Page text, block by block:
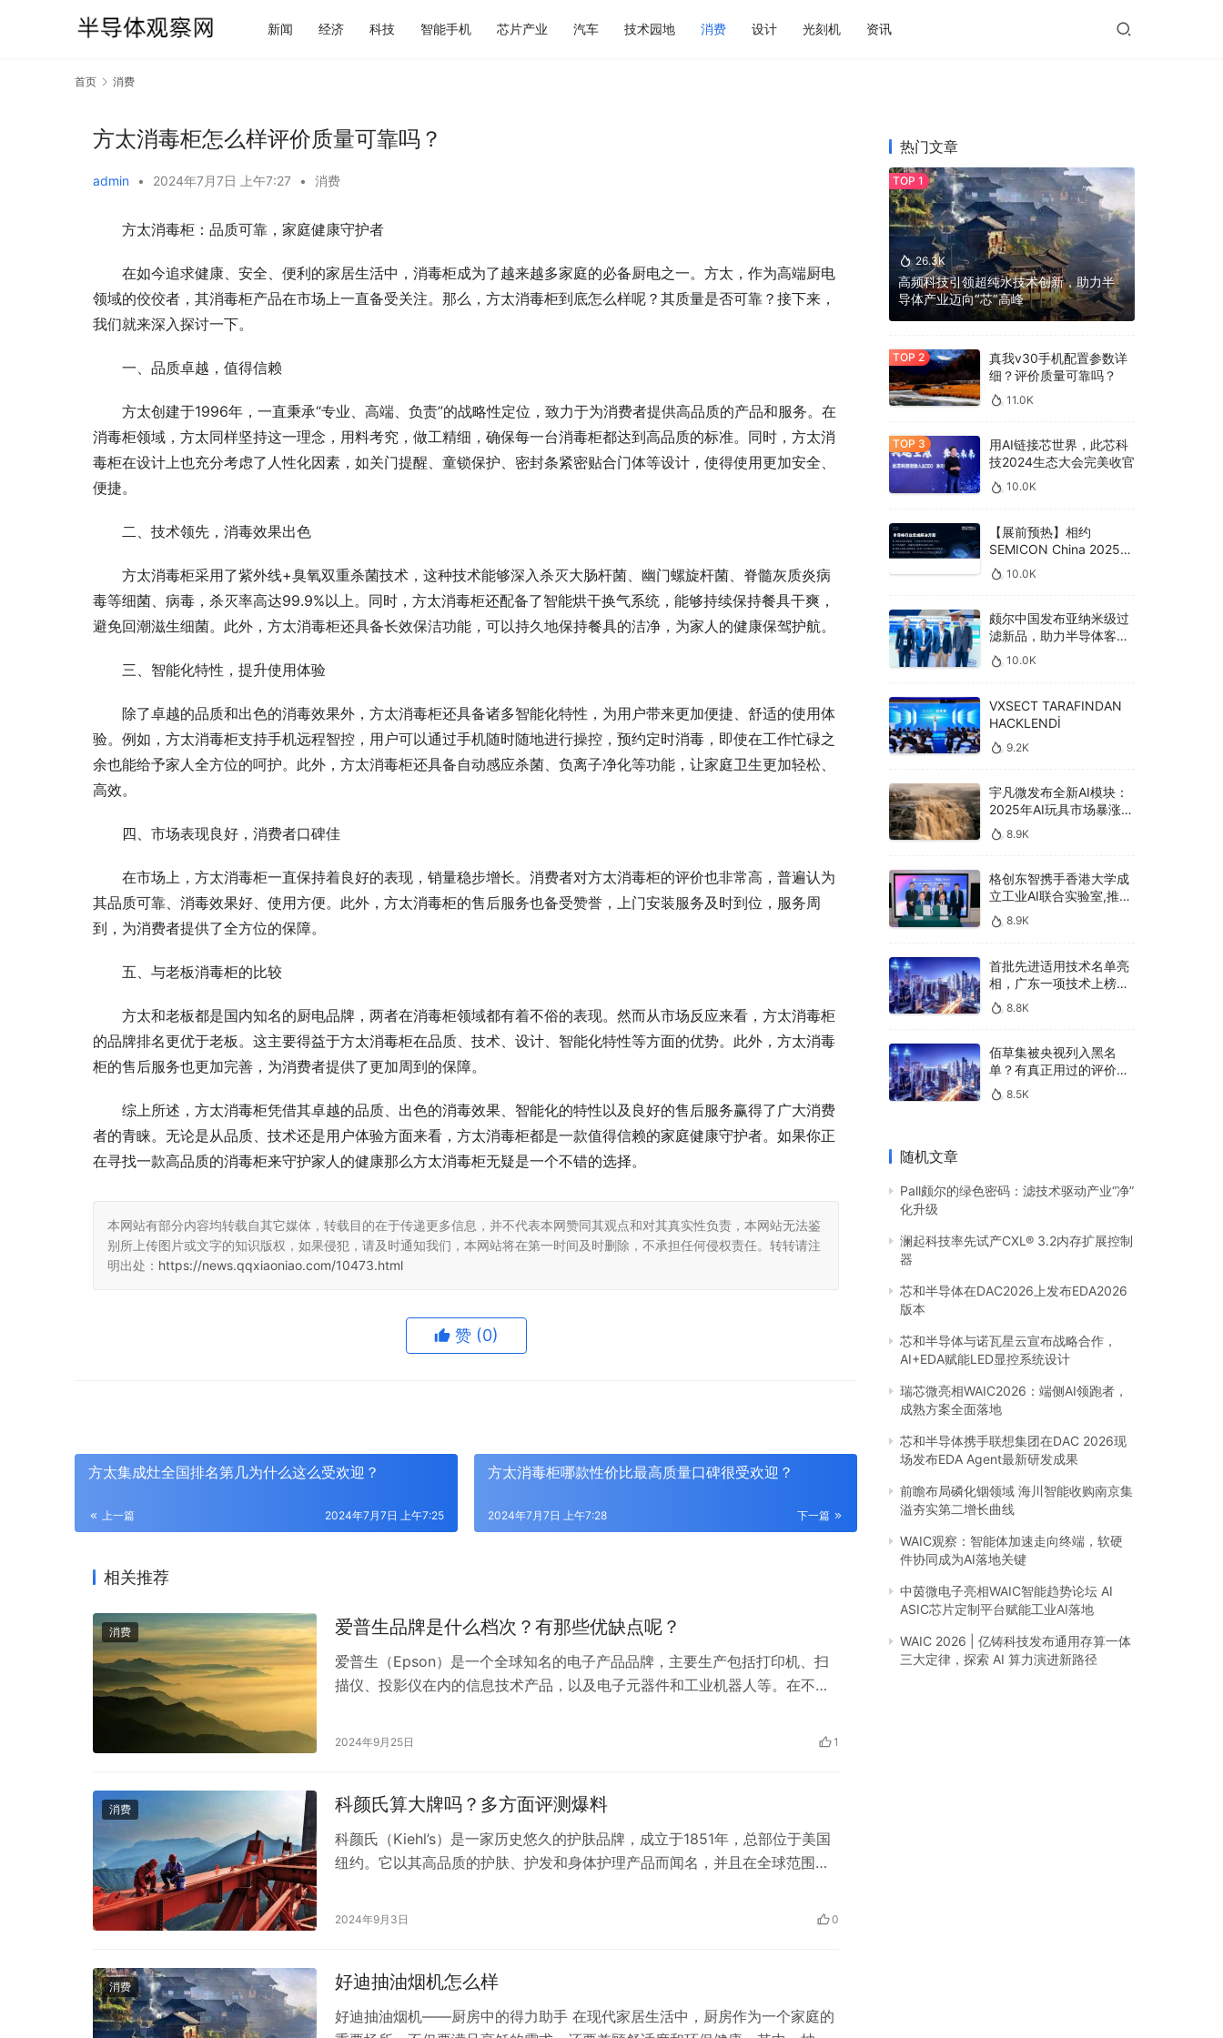
新闻 经济 科技 智能手机 芯片产业 汽车 技术园地 消费 设计 光刻机 资讯
首页 消费
方太消毒柜怎么样评价质量可靠吗？
admin • 2024年7月7日 上午7:27 • 消费
方太消毒柜：品质可靠，家庭健康守护者
在如今追求健康、安全、便利的家居生活中，消毒柜成为了越来越多家庭的必备厨电之一。方太，作为高端厨电
领域的佼佼者，其消毒柜产品在市场上一直备受关注。那么，方太消毒柜到底怎么样呢？其质量是否可靠？接下来，
我们就来深入探讨一下。
一、品质卓越，值得信赖
方太创建于1996年，一直秉承“专业、高端、负责”的战略性定位，致力于为消费者提供高品质的产品和服务。在
消毒柜领域，方太同样坚持这一理念，用料考究，做工精细，确保每一台消毒柜都达到高品质的标准。同时，方太消
毒柜在设计上也充分考虑了人性化因素，如关门提醒、童锁保护、密封条紧密贴合门体等设计，使得使用更加安全、
便捷。
二、技术领先，消毒效果出色
方太消毒柜采用了紫外线+臭氧双重杀菌技术，这种技术能够深入杀灭大肠杆菌、幽门螺旋杆菌、脊髓灰质炎病
毒等细菌、病毒，杀灭率高达99.9%以上。同时，方太消毒柜还配备了智能烘干换气系统，能够持续保持餐具干爽，
避免回潮滋生细菌。此外，方太消毒柜还具备长效保洁功能，可以持久地保持餐具的洁净，为家人的健康保驾护航。
三、智能化特性，提升使用体验
除了卓越的品质和出色的消毒效果外，方太消毒柜还具备诸多智能化特性，为用户带来更加便捷、舒适的使用体
验。例如，方太消毒柜支持手机远程智控，用户可以通过手机随时随地进行操控，预约定时消毒，即使在工作忙碌之
余也能给予家人全方位的呵护。此外，方太消毒柜还具备自动感应杀菌、负离子净化等功能，让家庭卫生更加轻松、
高效。
四、市场表现良好，消费者口碑佳
在市场上，方太消毒柜一直保持着良好的表现，销量稳步增长。消费者对方太消毒柜的评价也非常高，普遍认为
其品质可靠、消毒效果好、使用方便。此外，方太消毒柜的售后服务也备受赞誉，上门安装服务及时到位，服务周
到，为消费者提供了全方位的保障。
五、与老板消毒柜的比较
方太和老板都是国内知名的厨电品牌，两者在消毒柜领域都有着不俗的表现。然而从市场反应来看，方太消毒柜
的品牌排名更优于老板。这主要得益于方太消毒柜在品质、技术、设计、智能化特性等方面的优势。此外，方太消毒
柜的售后服务也更加完善，为消费者提供了更加周到的保障。
综上所述，方太消毒柜凭借其卓越的品质、出色的消毒效果、智能化的特性以及良好的售后服务赢得了广大消费
者的青睐。无论是从品质、技术还是用户体验方面来看，方太消毒柜都是一款值得信赖的家庭健康守护者。如果你正
在寻找一款高品质的消毒柜来守护家人的健康那么方太消毒柜无疑是一个不错的选择。
本网站有部分内容均转载自其它媒体，转载目的在于传递更多信息，并不代表本网赞同其观点和对其真实性负责，本网站无法鉴
别所上传图片或文字的知识版权，如果侵犯，请及时通知我们，本网站将在第一时间及时删除，不承担任何侵权责任。转转请注
明出处： https://news.qqxiaoniao.com/10473.html
赞 (0)
方太集成灶全国排名第几为什么这么受欢迎？
上一篇 2024年7月7日 上午7:25
方太消毒柜哪款性价比最高质量口碑很受欢迎？
下一篇
2024年7月7日 上午7:28
相关推荐
消费 爱普生品牌是什么档次？有那些优缺点呢？
爱普生（Epson）是一个全球知名的电子产品品牌，主要生产包括打印机、扫
描仪、投影仪在内的信息技术产品，以及电子元器件和工业机器人等。在不同
生以其高品质和创新技术著称，提供从家庭到商业的各种打印解决方案。在家
2024年9月25日 1
消费 科颜氏算大牌吗？多方面评测爆料
科颜氏（Kiehl’s）是一家历史悠久的护肤品牌，成立于1851年，总部位于美国
纽约。它以其高品质的护肤、护发和身体护理产品而闻名，并且在全球范围内
爱。 在美容护肤界，科颜氏通常被认为是“大牌”之一，它的品牌知名度、产品
2024年9月3日 0
消费 好迪抽油烟机怎么样
好迪抽油烟机——厨房中的得力助手 在现代家居生活中，厨房作为一个家庭的
热门文章
26.3K
高频科技引领超纯水技术创新，助力半
导体产业迈向“芯”高峰
真我v30手机配置参数详
细？评价质量可靠吗？
11.0K
用AI链接芯世界，此芯科
技2024生态大会完美收官
10.0K
【展前预热】相约
SEMICON China 2025，
德克威尔总线解决方案革
新助力半导体设备高效升
10.0K
颇尔中国发布亚纳米级过
滤新品，助力半导体客户
良率提升
10.0K
VXSECT TARAFINDAN
HACKLENDİ
9.2K
宇凡微发布全新AI模块：
2025年AI玩具市场暴涨
400亿，90%传统厂商的
生死战即将打响
8.9K
格创东智携手香港大学成
立工业AI联合实验室,推进
AMHS智能物料搬运调度
系统研发
8.9K
首批先进适用技术名单亮
相，广东一项技术上榜，
有何独特之处？
8.8K
佰草集被央视列入黑名
单？有真正用过的评价
吗？8.5K
随机文章
Pall颇尔的绿色密码：滤技术驱动产业“净”
化升级
澜起科技率先试产CXL® 3.2内存扩展控制
器
芯和半导体在DAC2026上发布EDA2026
版本
芯和半导体与诺瓦星云宣布战略合作，
AI+EDA赋能LED显控系统设计
瑞芯微亮相WAIC2026：端侧AI领跑者，
成熟方案全面落地
芯和半导体携手联想集团在DAC 2026现
场发布EDA Agent最新研发成果
前瞻布局磷化铟领域 海川智能收购南京集
溢夯实第二增长曲线
WAIC观察：智能体加速走向终端，软硬
件协同成为AI落地关键
中茵微电子亮相WAIC智能趋势论坛 AI
ASIC芯片定制平台赋能工业AI落地
WAIC 2026 | 亿铸科技发布通用存算一体
三大定律，探索 AI 算力演进新路径